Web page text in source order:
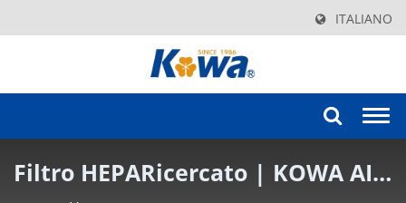
ITALIANO
Filtro HEPARicercato | KOWA AIR